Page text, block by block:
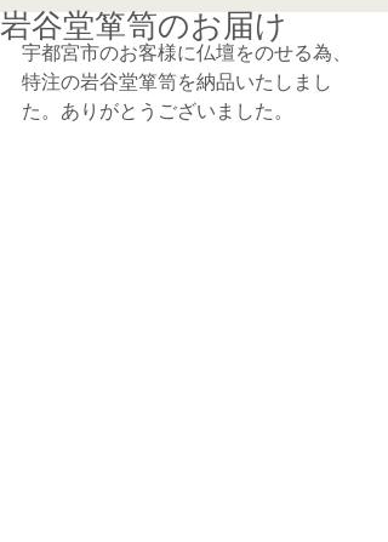
岩谷堂箪笥のお届け
宇都宮市のお客様に仏壇をのせる為、
特注の岩谷堂箪笥を納品いたしまし
た。ありがとうございました。